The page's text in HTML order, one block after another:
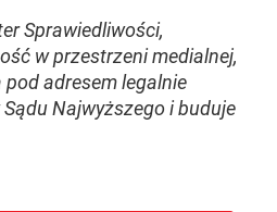
Sprawiedliwości,
w przestrzeni medialnej,
pod adresem legalnie
Najwyższego i buduje